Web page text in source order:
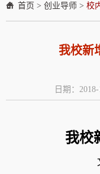
首页 > 创业导师 > 校
我校新
日期：
我校